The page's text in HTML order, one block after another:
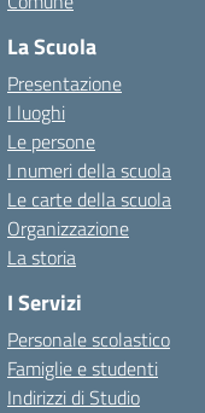
La Scuola
Presentazione
I luoghi
Le persone
I numeri della scuola
Le carte della scuola
Organizzazione
La storia
I Servizi
Personale scolastico
Famiglie e studenti
Indirizzi di Studio